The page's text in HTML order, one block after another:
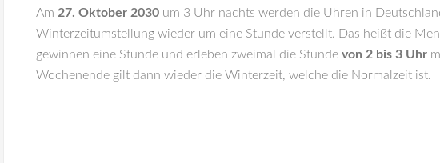
Am 27. Oktober 2030 um 3 Uhr nachts werden die Uhren in
Winterzeitumstellung wieder um eine Stunde verstellt. Das heißt die
gewinnen eine Stunde und erleben zweimal die Stunde von 2 bis 3 Uhr
Wochenende gilt dann wieder die Winterzeit, welche die Normalzeit ist.